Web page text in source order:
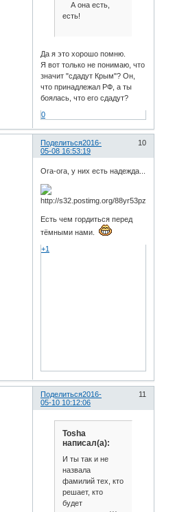
А она есть,
есть!
Да я это хорошо помню.
Я вот только не понимаю, что
значит "сдадут Крым"? Он,
что принадлежал РФ, а ты
боялась, что его сдадут?
0
Поделиться 10
2016-
05-08 16:53:19
Ога-ога, у них есть надежда...
Есть чем гордиться перед
тёмными нами.
+1
Поделиться 11
2016-
05-10 10:12:06
Tosha
написал(а):
И ты так и не
назвала
фамилий тех, кто
решает, кто
будет